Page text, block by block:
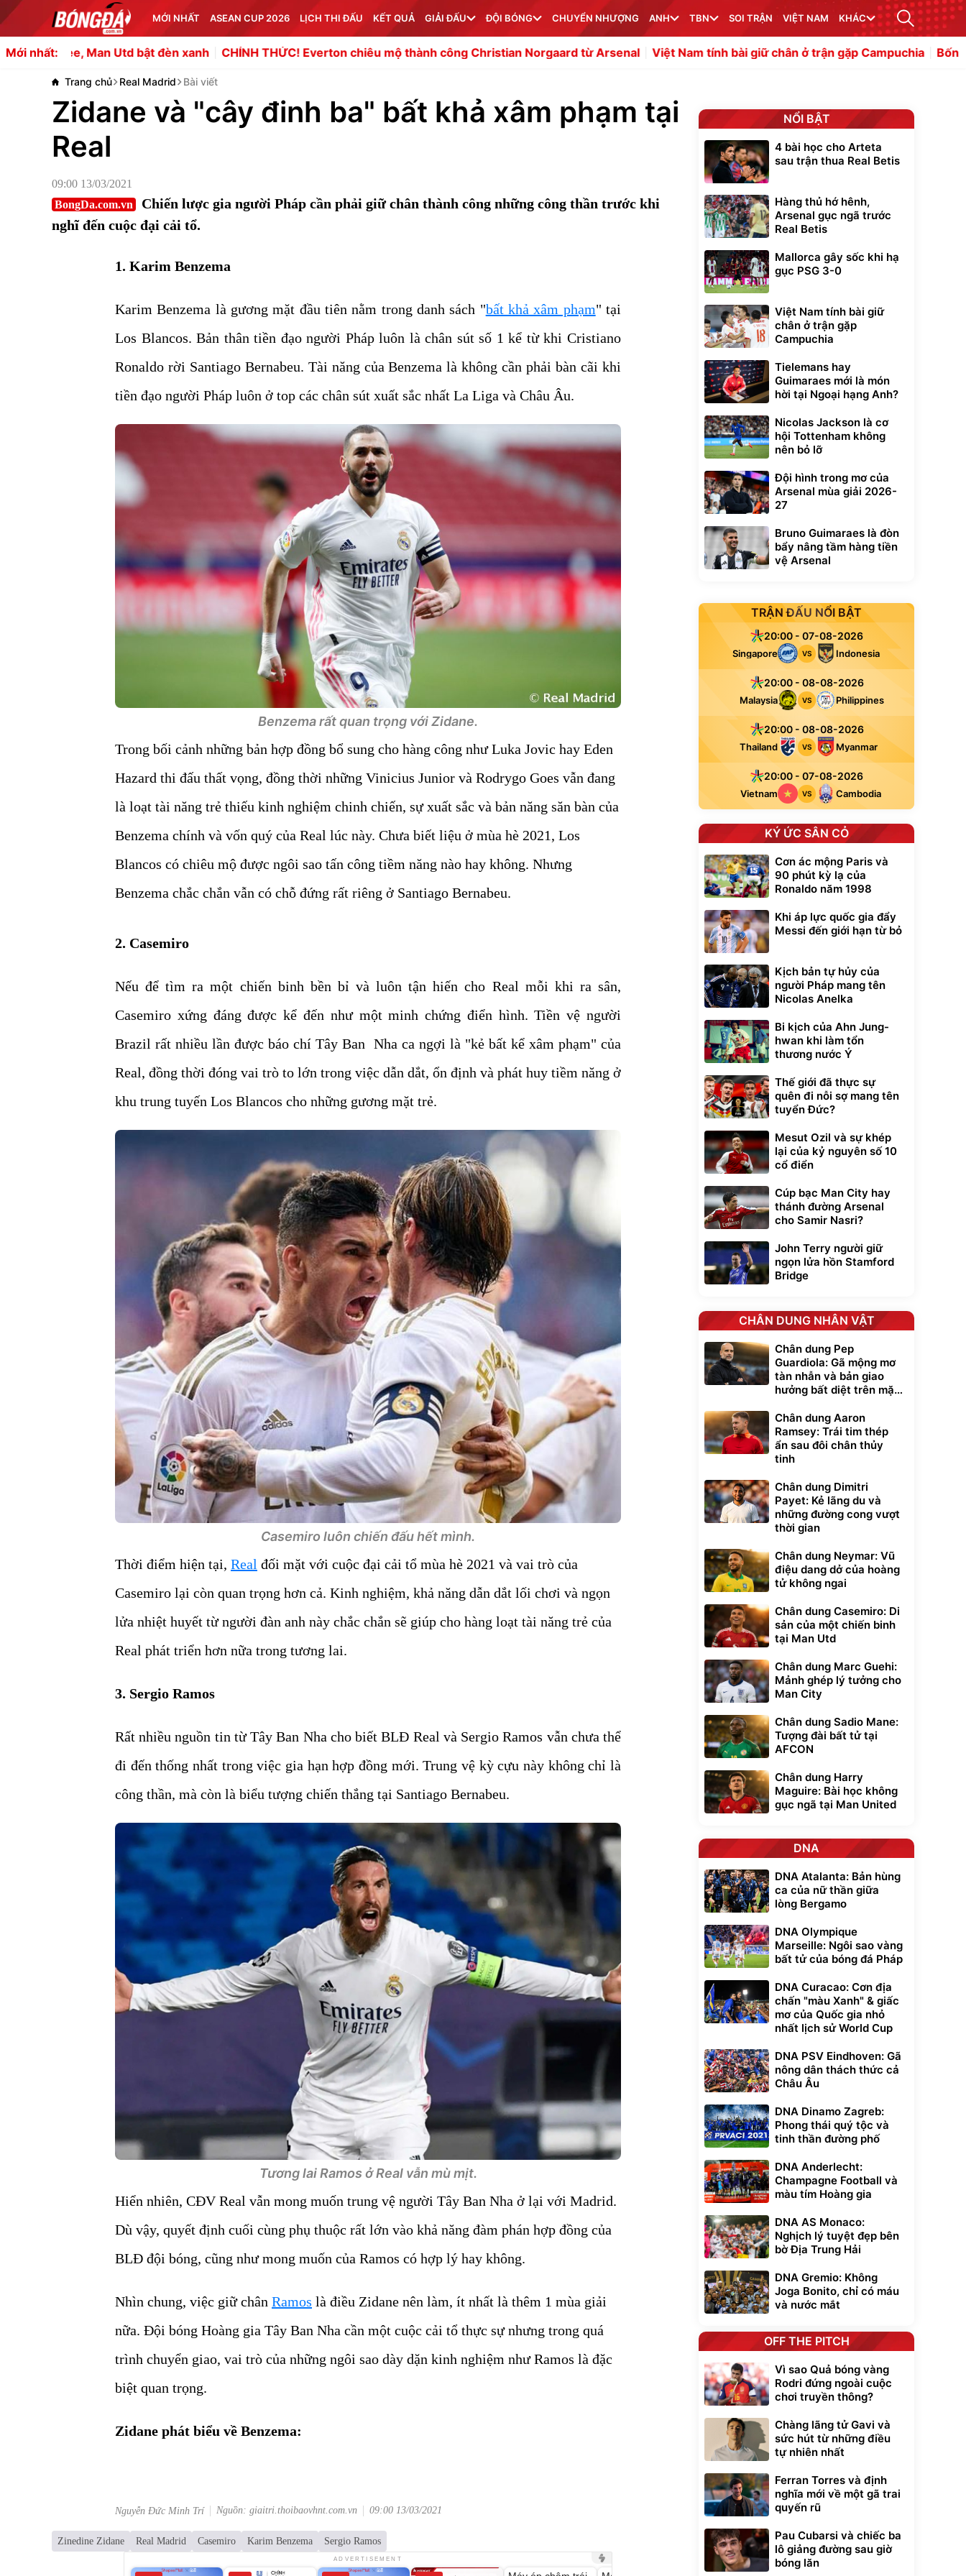
MỚI NHẤT ASEAN CUP 2026 LỊCH THI ĐẤU KẾT QUẢ GIẢI ĐẤU ĐỘI BÓNG CHUYỂN NHƯỢNG ANH TBN SOI TRẬN VIỆT NAM KHÁC
Mới nhất:Utd bật đèn xanh CHÍNH THỨC! Everton chiêu mộ thành công Christian Norgaard từ Arsenal Việt Nam tính bài giữ chân ở trận gặp Campuchia Bốn trụ cột tuyển
Trang chủ Real Madrid Bài viết
Zidane và "cây đinh ba" bất khả xâm phạm tại
Real
09:00 13/03/2021
BongDa.com.vn
Chiến lược gia người Pháp cần phải giữ chân thành công những công thần trước khi
nghĩ đến cuộc đại cải tổ.
1. Karim Benzema
Karim Benzema là gương mặt đầu tiên nằm trong danh sách "bất khả xâm phạm" tại
Los Blancos. Bản thân tiền đạo người Pháp luôn là chân sút số 1 kể từ khi Cristiano
Ronaldo rời Santiago Bernabeu. Tài năng của Benzema là không cần phải bàn cãi khi
tiền đạo người Pháp luôn ở top các chân sút xuất sắc nhất La Liga và Châu Âu.
Benzema rất quan trọng với Zidane.
Trong bối cảnh những bản hợp đồng bổ sung cho hàng công như Luka Jovic hay Eden
Hazard thi đấu thất vọng, đồng thời những Vinicius Junior và Rodrygo Goes vẫn đang
là loạt tài năng trẻ thiếu kinh nghiệm chinh chiến, sự xuất sắc và bản năng săn bàn của
Benzema chính và vốn quý của Real lúc này. Chưa biết liệu ở mùa hè 2021, Los
Blancos có chiêu mộ được ngôi sao tấn công tiềm năng nào hay không. Nhưng
Benzema chắc chắn vẫn có chỗ đứng rất riêng ở Santiago Bernabeu.
2. Casemiro
Nếu để tìm ra một chiến binh bền bỉ và luôn tận hiến cho Real mỗi khi ra sân,
Casemiro xứng đáng được kể đến như một minh chứng điển hình. Tiền vệ người
Brazil rất nhiều lần được báo chí Tây Ban Nha ca ngợi là "kẻ bất kể xâm phạm" của
Real, đồng thời đóng vai trò to lớn trong việc dẫn dắt, ổn định và phát huy tiềm năng ở
khu trung tuyến Los Blancos cho những gương mặt trẻ.
Casemiro luôn chiến đấu hết mình.
Thời điểm hiện tại, Real đối mặt với cuộc đại cải tổ mùa hè 2021 và vai trò của
Casemiro lại còn quan trọng hơn cả. Kinh nghiệm, khả năng dẫn dắt lối chơi và ngọn
lửa nhiệt huyết từ người đàn anh này chắc chắn sẽ giúp cho hàng loạt tài năng trẻ của
Real phát triển hơn nữa trong tương lai.
3. Sergio Ramos
Rất nhiều nguồn tin từ Tây Ban Nha cho biết BLĐ Real và Sergio Ramos vẫn chưa thể
đi đến thống nhất trong việc gia hạn hợp đồng mới. Trung vệ kỳ cựu này không chỉ là
công thần, mà còn là biểu tượng chiến thắng tại Santiago Bernabeu.
Tương lai Ramos ở Real vẫn mù mịt.
Hiển nhiên, CĐV Real vẫn mong muốn trung vệ người Tây Ban Nha ở lại với Madrid.
Dù vậy, quyết định cuối cùng phụ thuộc rất lớn vào khả năng đàm phán hợp đồng của
BLĐ đội bóng, cũng như mong muốn của Ramos có hợp lý hay không.
Nhìn chung, việc giữ chân Ramos là điều Zidane nên làm, ít nhất là thêm 1 mùa giải
nữa. Đội bóng Hoàng gia Tây Ban Nha cần một cuộc cải tổ thực sự nhưng trong quá
trình chuyển giao, vai trò của những ngôi sao dày dặn kinh nghiệm như Ramos là đặc
biệt quan trọng.
Zidane phát biểu về Benzema:
Nguyễn Đức Minh Trí Nguồn: giaitri.thoibaovhnt.com.vn 09:00 13/03/2021
Zinedine Zidane Real Madrid Casemiro Karim Benzema Sergio Ramos
ADVERTISEMENT
NỔI BẬT
4 bài học cho Arteta
sau trận thua Real Betis
Hàng thủ hớ hênh,
Arsenal gục ngã trước
Real Betis
Mallorca gây sốc khi hạ
gục PSG 3-0
Việt Nam tính bài giữ
chân ở trận gặp
Campuchia
Tielemans hay
Guimaraes mới là món
hời tại Ngoại hạng Anh?
Nicolas Jackson là cơ
hội Tottenham không
nên bỏ lỡ
Đội hình trong mơ của
Arsenal mùa giải 2026-
27
Bruno Guimaraes là đòn
bẩy nâng tầm hàng tiền
vệ Arsenal
TRẬN ĐẤU NỔI BẬT
20:00 - 07-08-2026
Singapore VS Indonesia
20:00 - 08-08-2026
Malaysia VS Philippines
20:00 - 08-08-2026
Thailand VS Myanmar
20:00 - 07-08-2026
Vietnam VS Cambodia
KÝ ỨC SÂN CỎ
Cơn ác mộng Paris và
90 phút kỳ lạ của
Ronaldo năm 1998
Khi áp lực quốc gia đẩy
Messi đến giới hạn từ bỏ
Kịch bản tự hủy của
người Pháp mang tên
Nicolas Anelka
Bi kịch của Ahn Jung-
hwan khi làm tổn
thương nước Ý
Thế giới đã thực sự
quên đi nỗi sợ mang tên
tuyển Đức?
Mesut Ozil và sự khép
lại của kỷ nguyên số 10
cổ điển
Cúp bạc Man City hay
thánh đường Arsenal
cho Samir Nasri?
John Terry người giữ
ngọn lửa hồn Stamford
Bridge
CHÂN DUNG NHÂN VẬT
Chân dung Pep
Guardiola: Gã mộng mơ
tàn nhẫn và bản giao
hưởng bất diệt trên mặt
Chân dung Aaron
Ramsey: Trái tim thép
ẩn sau đôi chân thủy
tinh
Chân dung Dimitri
Payet: Kẻ lãng du và
những đường cong vượt
thời gian
Chân dung Neymar: Vũ
điệu dang dở của hoàng
tử không ngai
Chân dung Casemiro: Di
sản của một chiến binh
tại Man Utd
Chân dung Marc Guehi:
Mảnh ghép lý tưởng cho
Man City
Chân dung Sadio Mane:
Tượng đài bất tử tại
AFCON
Chân dung Harry
Maguire: Bài học không
gục ngã tại Man United
DNA
DNA Atalanta: Bản hùng
ca của nữ thần giữa
lòng Bergamo
DNA Olympique
Marseille: Ngôi sao vàng
bất tử của bóng đá Pháp
DNA Curacao: Cơn địa
chấn "màu Xanh" & giấc
mơ của Quốc gia nhỏ
nhất lịch sử World Cup
DNA PSV Eindhoven: Gã
nông dân thách thức cả
Châu Âu
DNA Dinamo Zagreb:
Phong thái quý tộc và
tinh thần đường phố
DNA Anderlecht:
Champagne Football và
màu tím Hoàng gia
DNA AS Monaco:
Nghịch lý tuyệt đẹp bên
bờ Địa Trung Hải
DNA Gremio: Không
Joga Bonito, chỉ có máu
và nước mắt
OFF THE PITCH
Vì sao Quả bóng vàng
Rodri đứng ngoài cuộc
chơi truyền thông?
Chàng lãng tử Gavi và
sức hút từ những điều
tự nhiên nhất
Ferran Torres và định
nghĩa mới về một gã trai
quyến rũ
Pau Cubarsi và chiếc ba
lô giảng đường sau giờ
bóng lăn